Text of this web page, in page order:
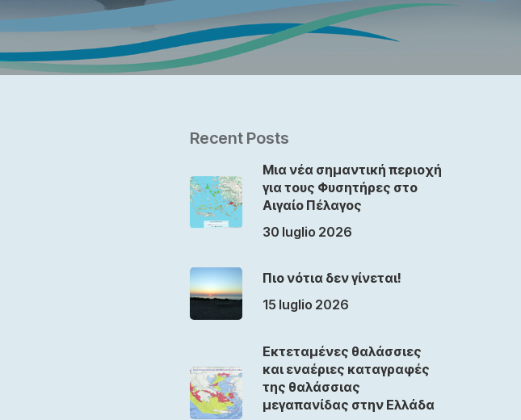
Recent Posts
Μια νέα σημαντική περιοχή
για τους Φυσητήρες στο
Αιγαίο Πέλαγος
30 luglio 2026
Πιο νότια δεν γίνεται!
15 luglio 2026
Εκτεταμένες θαλάσσιες
και εναέριες καταγραφές
της θαλάσσιας
μεγαπανίδας στην Ελλάδα